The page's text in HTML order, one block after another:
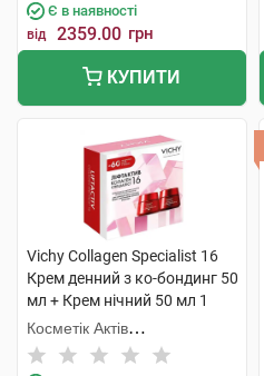
Є в наявності
від 2359.00 грн
КУПИТИ
Vichy Collagen Specialist 16
Крем денний з ко-бондинг 50
мл + Крем нічний 50 мл 1
набір
Косметік Актів
Інтернаціональ